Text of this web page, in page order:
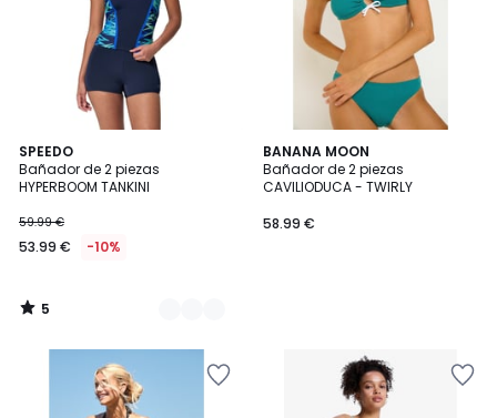
SPEEDO
Bañador de 2 piezas
HYPERBOOM TANKINI
59.99 €
53.99 € -10%
5
/
5
2
Colores
5
/
BANANA MOON
Bañador de 2 piezas
CAVILIODUCA - TWIRLY
58.99 €